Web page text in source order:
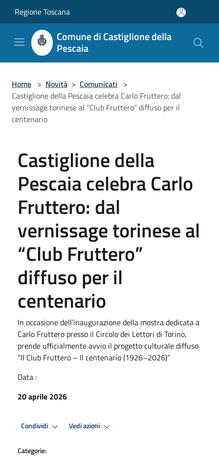
Regione Toscana
Comune di Castiglione della
Pescaia
Home > Novità > Comunicati >
Castiglione della Pescaia celebra Carlo Fruttero: dal
vernissage torinese al “Club Fruttero” diffuso per il
centenario
Castiglione della
Pescaia celebra Carlo
Fruttero: dal
vernissage torinese al
“Club Fruttero”
diffuso per il
centenario
In occasione dell’inaugurazione della mostra dedicata a
Carlo Fruttero presso il Circolo dei Lettori di Torino,
prende ufficialmente avvio il progetto culturale diffuso
“Il Club Fruttero – Il centenario (1926–2026)”
Data :
20 aprile 2026
Condividi Vedi azioni
Categorie: